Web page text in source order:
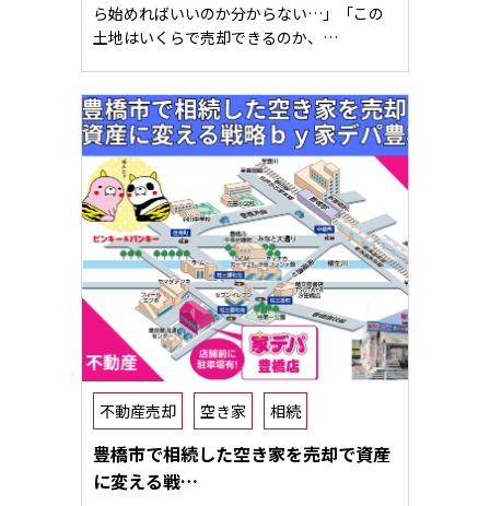
ら始めればいいのか分からない…」「この
土地はいくらで売却できるのか、…
不動産売却 空き家 相続
豊橋市で相続した空き家を売却で資産
に変える戦…